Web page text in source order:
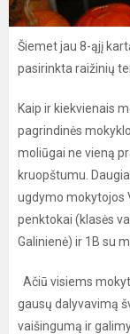
Šiemet jau 8-ąjį
pasirinkta raižinių
Kaip ir kiekvienais
pagrindinės
moliūgai ne vieną
kruopštumu.
ugdymo mokytojos
penktokai (klasės
Galinienė) ir 1B su
Ačiū visiems
gausų dalyvavimą
vaišingumą ir